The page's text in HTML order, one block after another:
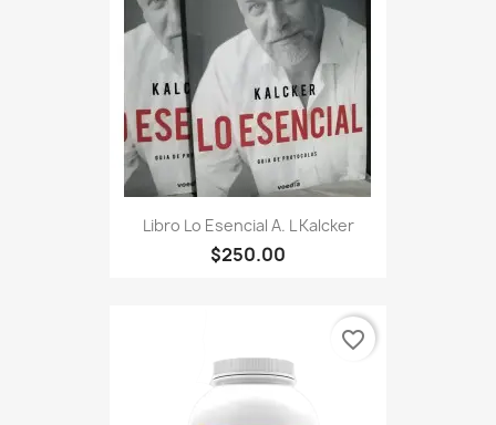
Libro Lo Esencial A. L Kalcker
$250.00
favorite_border